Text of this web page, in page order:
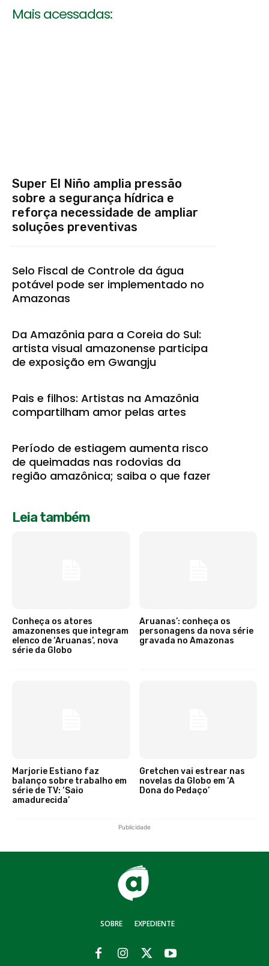
Mais acessadas:
Super El Niño amplia pressão
sobre a segurança hídrica e
reforça necessidade de ampliar
soluções preventivas
Selo Fiscal de Controle da água
potável pode ser implementado no
Amazonas
Da Amazônia para a Coreia do Sul:
artista visual amazonense participa
de exposição em Gwangju
Pais e filhos: Artistas na Amazônia
compartilham amor pelas artes
Período de estiagem aumenta risco
de queimadas nas rodovias da
região amazônica; saiba o que fazer
Leia também
Conheça os atores
amazonenses que integram
elenco de ‘Aruanas’, nova
série da Globo
Aruanas’: conheça os
personagens da nova série
gravada no Amazonas
Marjorie Estiano faz
balanço sobre trabalho em
série de TV: ‘Saio
amadurecida’
Gretchen vai estrear nas
novelas da Globo em ‘A
Dona do Pedaço’
Publicidade
SOBRE EXPEDIENTE